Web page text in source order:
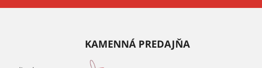
KAMENNÁ PREDAJŇA